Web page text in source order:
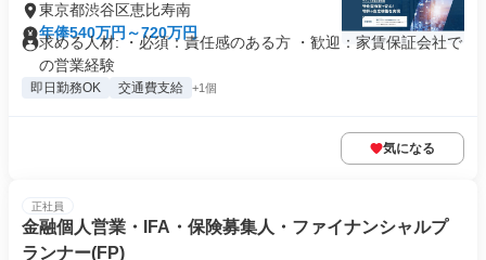
東京都渋谷区恵比寿南
年俸540万円～720万円
求める人材: ・必須：責任感のある方 ・歓迎：家賃保証会社で
の営業経験
即日勤務OK 交通費支給 +1個
気になる
正社員
金融個人営業・IFA・保険募集人・ファイナンシャルプ
ランナー(FP)